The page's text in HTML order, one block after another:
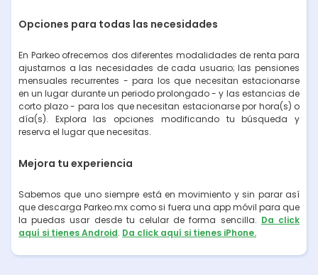
Opciones para todas las necesidades
En Parkeo ofrecemos dos diferentes modalidades de renta para
ajustarnos a las necesidades de cada usuario; las pensiones
mensuales recurrentes - para los que necesitan estacionarse
en un lugar durante un periodo prolongado - y las estancias de
corto plazo - para los que necesitan estacionarse por hora(s) o
día(s). Explora las opciones modificando tu búsqueda y
reserva el lugar que necesitas.
Mejora tu experiencia
Sabemos que uno siempre está en movimiento y sin parar así
que descarga Parkeo.mx como si fuera una app móvil para que
la puedas usar desde tu celular de forma sencilla. Da click
aquí si tienes Android. Da click aquí si tienes iPhone.